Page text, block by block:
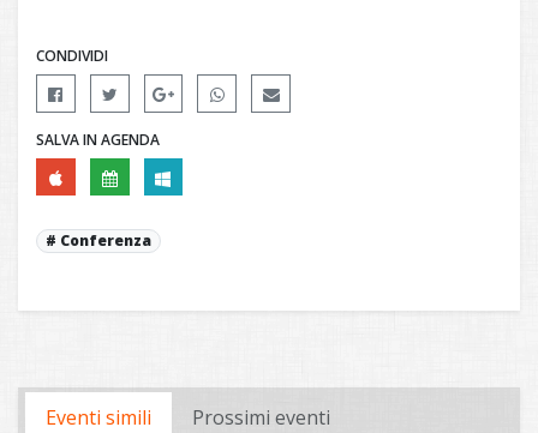
CONDIVIDI
SALVA IN AGENDA
Conferenza
Eventi simili Prossimi eventi